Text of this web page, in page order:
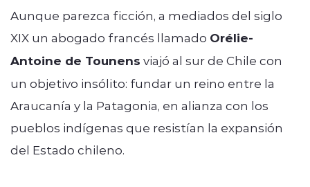
Aunque parezca ficción, a mediados del siglo
XIX un abogado francés llamado Orélie-
Antoine de Tounens viajó al sur de Chile con
un objetivo insólito: fundar un reino entre la
Araucanía y la Patagonia, en alianza con los
pueblos indígenas que resistían la expansión
del Estado chileno.